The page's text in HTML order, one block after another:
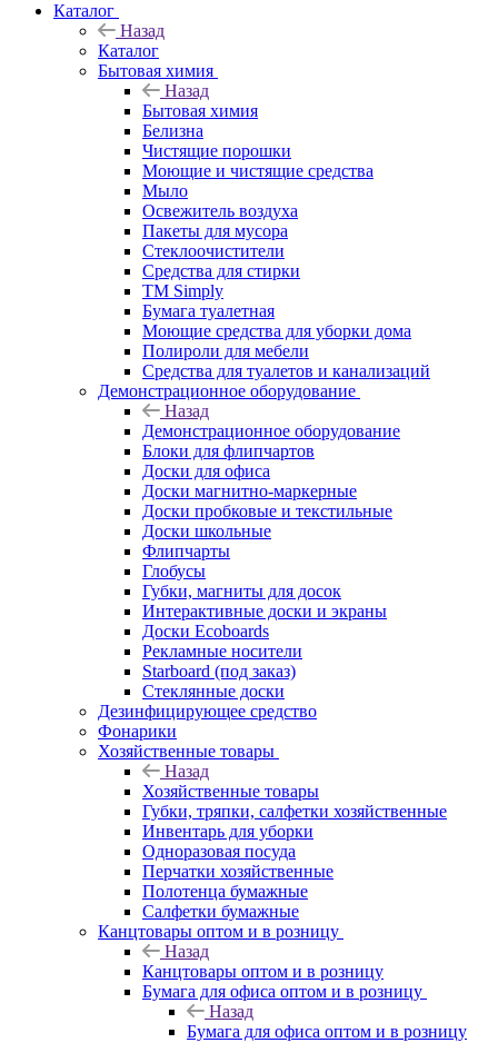
Каталог
Назад
Каталог
Бытовая химия
Назад
Бытовая химия
Белизна
Чистящие порошки
Моющие и чистящие средства
Мыло
Освежитель воздуха
Пакеты для мусора
Стеклоочистители
Средства для стирки
TM Simply
Бумага туалетная
Моющие средства для уборки дома
Полироли для мебели
Средства для туалетов и канализаций
Демонстрационное оборудование
Назад
Демонстрационное оборудование
Блоки для флипчартов
Доски для офиса
Доски магнитно-маркерные
Доски пробковые и текстильные
Доски школьные
Флипчарты
Глобусы
Губки, магниты для досок
Интерактивные доски и экраны
Доски Ecoboards
Рекламные носители
Starboard (под заказ)
Стеклянные доски
Дезинфицирующее средство
Фонарики
Хозяйственные товары
Назад
Хозяйственные товары
Губки, тряпки, салфетки хозяйственные
Инвентарь для уборки
Одноразовая посуда
Перчатки хозяйственные
Полотенца бумажные
Салфетки бумажные
Канцтовары оптом и в розницу
Назад
Канцтовары оптом и в розницу
Бумага для офиса оптом и в розницу
Назад
Бумага для офиса оптом и в розницу